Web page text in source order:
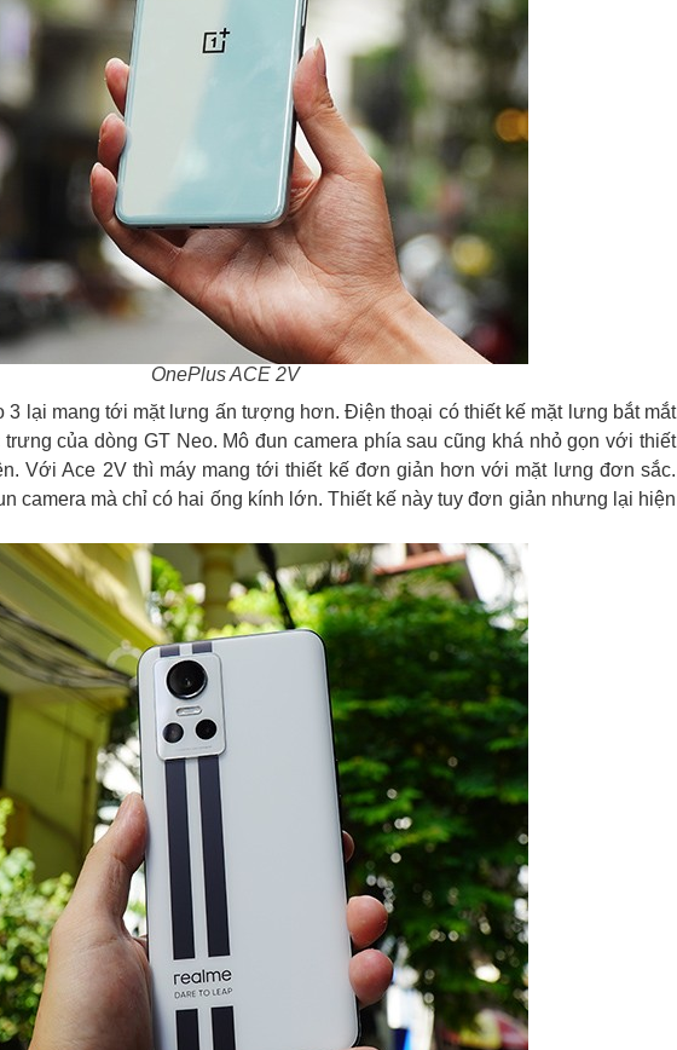
OnePlus ACE 2V
3 lại mang tới mặt lưng ấn tượng hơn. Điện thoại có thiết kế mặt lưng bắt mắt
của dòng GT Neo. Mô đun camera phía sau cũng khá nhỏ gọn với thiết
Với Ace 2V thì máy mang tới thiết kế đơn giản hơn với mặt lưng đơn sắc.
camera mà chỉ có hai ống kính lớn. Thiết kế này tuy đơn giản nhưng lại hiện